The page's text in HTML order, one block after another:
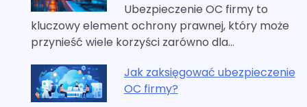
Ubezpieczenie OC firmy to
kluczowy element ochrony prawnej, który może
przynieść wiele korzyści zarówno dla…
Jak zaksięgować ubezpieczenie
OC firmy?